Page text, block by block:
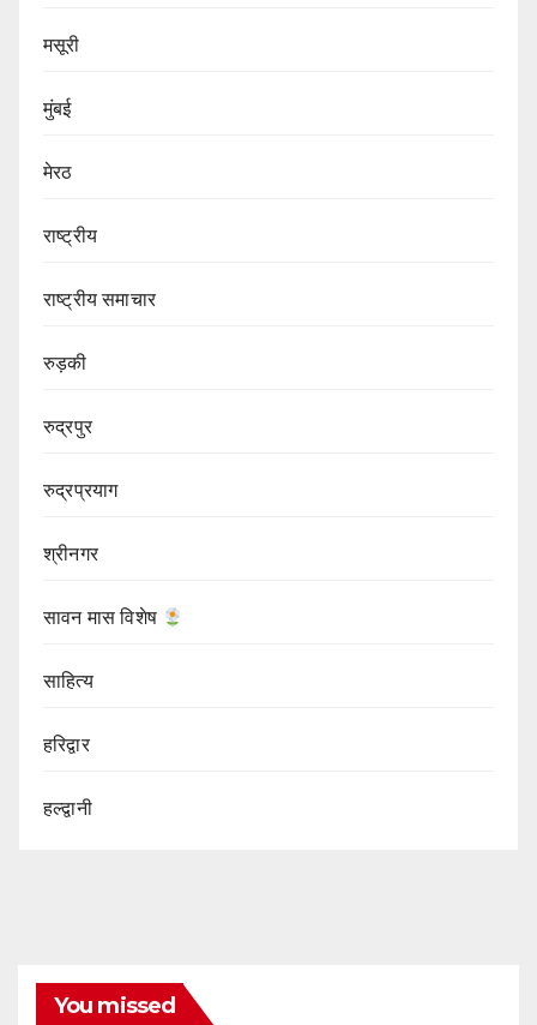
मसूरी
मुंबई
मेरठ
राष्ट्रीय
राष्ट्रीय समाचार
रुड़की
रुद्रपुर
रुद्रप्रयाग
श्रीनगर
सावन मास विशेष
साहित्य
हरिद्वार
हल्द्वानी
You missed